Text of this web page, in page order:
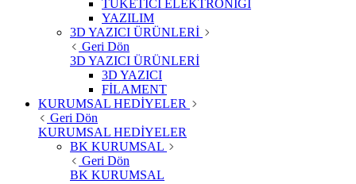
TÜKETİCİ ELEKTRONİĞİ
YAZILIM
3D YAZICI ÜRÜNLERİ
Geri Dön
3D YAZICI ÜRÜNLERİ
3D YAZICI
FİLAMENT
KURUMSAL HEDİYELER
Geri Dön
KURUMSAL HEDİYELER
BK KURUMSAL
Geri Dön
BK KURUMSAL